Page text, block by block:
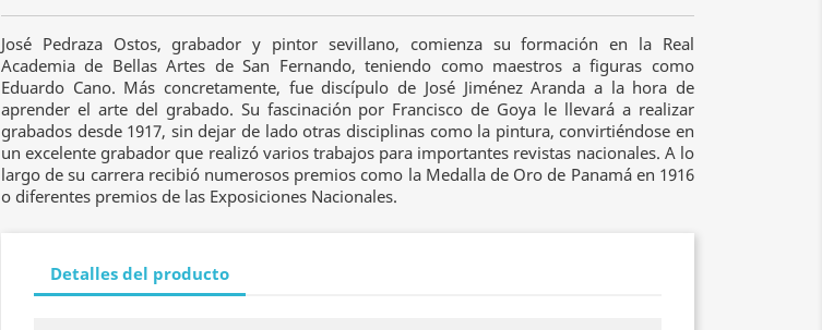
José Pedraza Ostos, grabador y pintor sevillano, comienza su formación en la Real
Academia de Bellas Artes de San Fernando, teniendo como maestros a figuras como
Eduardo Cano. Más concretamente, fue discípulo de José Jiménez Aranda a la hora de
aprender el arte del grabado. Su fascinación por Francisco de Goya le llevará a realizar
grabados desde 1917, sin dejar de lado otras disciplinas como la pintura, convirtiéndose en
un excelente grabador que realizó varios trabajos para importantes revistas nacionales. A lo
largo de su carrera recibió numerosos premios como la Medalla de Oro de Panamá en 1916
o diferentes premios de las Exposiciones Nacionales.
Detalles del producto